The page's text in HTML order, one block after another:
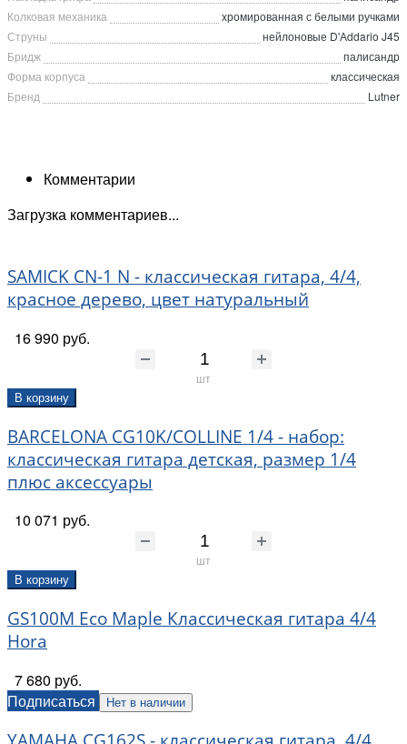
Колковая механика
хромированная с белыми ручками
Струны
нейлоновые D'Аddario J45
Бридж
палисандр
Форма корпуса
классическая
Бренд
Lutner
Комментарии
Загрузка комментариев...
SAMICK CN-1 N - классическая гитара, 4/4,
красное дерево, цвет натуральный
16 990 руб.
шт
В корзину
BARCELONA CG10K/COLLINE 1/4 - набор:
классическая гитара детская, размер 1/4
плюс аксессуары
10 071 руб.
шт
В корзину
GS100M Eco Maple Классическая гитара 4/4
Hora
7 680 руб.
Подписаться
Нет в наличии